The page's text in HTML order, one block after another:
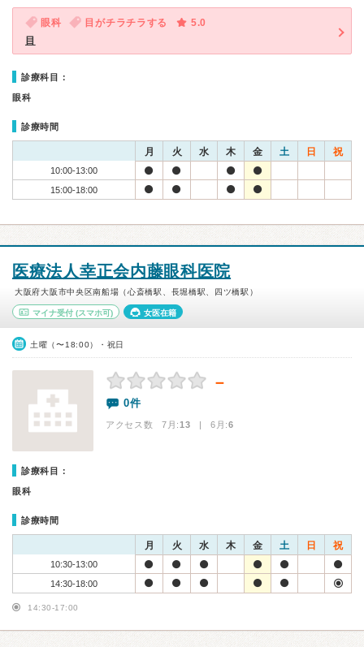
眼科 目がチラチラする
5.0
目
診療科目：
眼科
診療時間
月 火 水 木 金 土 日 祝
10:00-13:00
15:00-18:00
医療法人幸正会内藤眼科医院
大阪府大阪市中央区南船場（心斎橋駅、長堀橋駅、四ツ橋駅）
マイナ受付 (スマホ可) 女医在籍
土曜（〜18:00）・祝日
－
0件
アクセス数 7月:13 | 6月:6
診療科目：
眼科
診療時間
月 火 水 木 金 土 日 祝
10:30-13:00
14:30-18:00
14:30-17:00